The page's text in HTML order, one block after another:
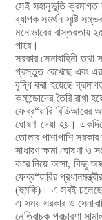
সেই সহানুভূতি ক্রমাগত
ব্যাপক সমর্থন সৃষ্টি
মনোভাবের বাস্তবতায়
পারে।
সরকার সেনাবাহিনী
প্রস্তুত রেখেছে এবং
বৃদ্ধি করা হয়েছে
কমান্ডোদের তৈরি রাখা
ফেব্র“য়ারি বিডিআরের
ঘোষণা দেয়া হয়।
তোলার পাশাপাশি
সাধারণ ক্ষমা ঘোষণা ও
করে নিয়ে আসা, কিছু
ফেব্র“য়ারির
(হুমকি)। এ সবই চলেছে
এ সময় সরকার ও
নেতিবাচক প্রচারণা